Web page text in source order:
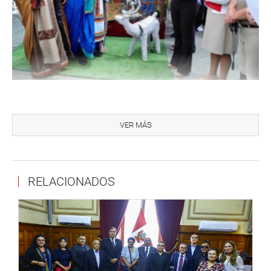
un mensaje de gratitud y bendición a las autoridades,
trabajadores y familias del Parlamento, resaltando el
“Damos gracias en esta oportunidad al Dios bendito por
tener a cada uno de ustedes en este recorrido y llegar al
Congreso de la República para que sea bendecido (el
Niño Jesús), y que con su sabiduría puedan dictar leyes
que favorezcan a cada uno de nosotros como pueblo
peruano. Pedimos a nuestro Dios que bendiga a cada una
de sus familias”, expresaron.
VER MÁS
RELACIONADOS